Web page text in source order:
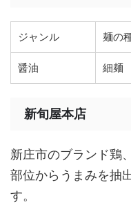
ジャンル 麺の
醤油 細麺
新旬屋本店
新庄市のブランド鶏
部位からうまみを抽
す。